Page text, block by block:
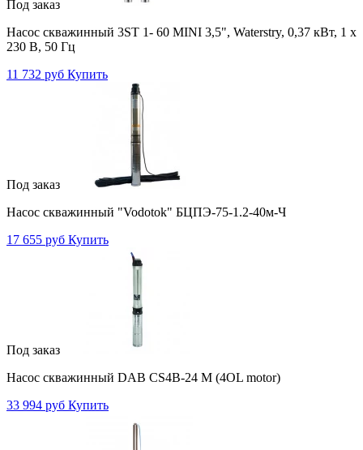
Под заказ
Насос скважинный 3ST 1- 60 MINI 3,5", Waterstry, 0,37 кВт, 1 х
230 В, 50 Гц
11 732 руб Купить
Под заказ
Насос скважинный "Vodotok" БЦПЭ-75-1.2-40м-Ч
17 655 руб Купить
Под заказ
Насос скважинный DAB CS4B-24 M (4OL motor)
33 994 руб Купить